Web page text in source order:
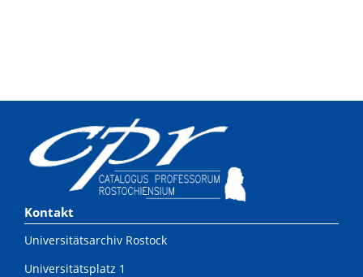
Kontakt
Universitätsarchiv Rostock
Universitätsplatz 1